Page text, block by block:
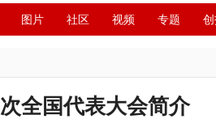
图片 社区 视频 专题
全国代表大会简介